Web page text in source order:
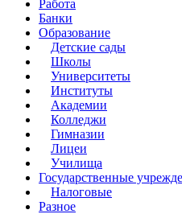
Работа
Банки
Образование
Детские сады
Школы
Университеты
Институты
Академии
Колледжи
Гимназии
Лицеи
Училища
Государственные
Налоговые
Разное